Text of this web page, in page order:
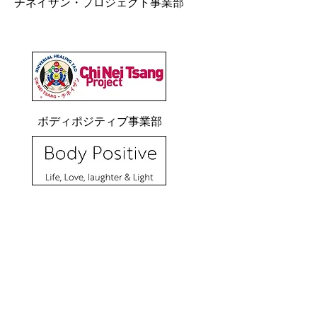
チネイザン・プロジェクト事業部
ボディポジティブ事業部